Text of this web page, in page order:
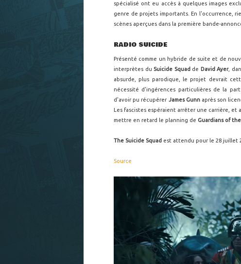
spécialisé ont eu accès à quelques images
genre de projets importants. En l'occurrence,
scènes aperçues dans la première bande-
RADIO SUICIDE
Présenté comme un hybride de suite et de
interprètes du Suicide Squad de David Ayer,
absurde, plus parodique, le projet devrait
nécessité d'ingérences particulières de la
d'avoir pu récupérer James Gunnaprès son
Les fascistes espéraient arrêter une carrière,
mettre en retard le planning de Guardians of
The Suicide Squad est attendu pour le 28 juillet
Source